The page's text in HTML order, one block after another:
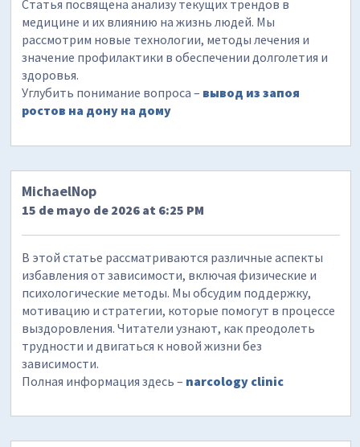
Статья посвящена анализу текущих трендов в
медицине и их влиянию на жизнь людей. Мы
рассмотрим новые технологии, методы лечения и
значение профилактики в обеспечении долголетия и
здоровья.
Углубить понимание вопроса – вывод из запоя
ростов на дону на дому
MichaelNop
15 de mayo de 2026 at 6:25 PM
В этой статье рассматриваются различные аспекты
избавления от зависимости, включая физические и
психологические методы. Мы обсудим поддержку,
мотивацию и стратегии, которые помогут в процессе
выздоровления. Читатели узнают, как преодолеть
трудности и двигаться к новой жизни без
зависимости.
Полная информация здесь – narcology clinic